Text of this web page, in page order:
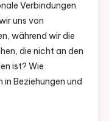
Verbindungen
uns von
während wir die
die nicht an den
ist? Wie
Beziehungen und